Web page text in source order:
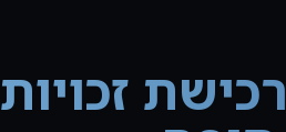
זכויות